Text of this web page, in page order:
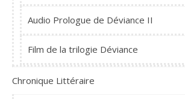
Audio Prologue de Déviance II
Film de la trilogie Déviance
Chronique Littéraire